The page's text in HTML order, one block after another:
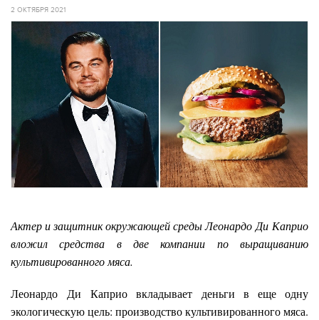
2 ОКТЯБРЯ 2021
Актер и защитник окружающей среды Леонардо Ди Каприо
вложил средства в две компании по выращиванию
культивированного мяса.
Леонардо Ди Каприо вкладывает деньги в еще одну
экологическую цель: производство культивированного мяса.